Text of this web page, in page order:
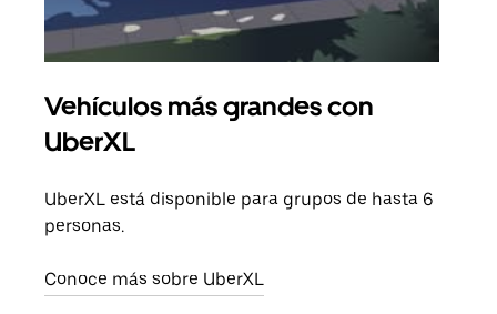
Vehículos más grandes con
UberXL
UberXL está disponible para grupos de hasta 6
personas.
Conoce más sobre UberXL